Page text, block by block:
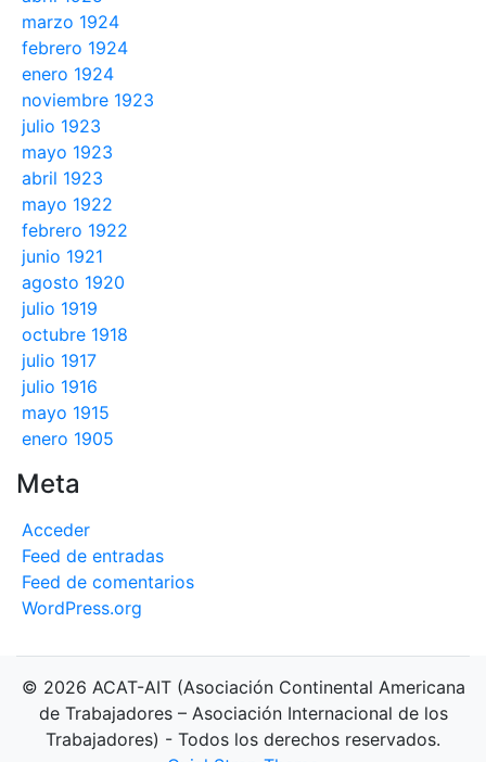
marzo 1924
febrero 1924
enero 1924
noviembre 1923
julio 1923
mayo 1923
abril 1923
mayo 1922
febrero 1922
junio 1921
agosto 1920
julio 1919
octubre 1918
julio 1917
julio 1916
mayo 1915
enero 1905
Meta
Acceder
Feed de entradas
Feed de comentarios
WordPress.org
© 2026 ACAT-AIT (Asociación Continental Americana
de Trabajadores – Asociación Internacional de los
Trabajadores) - Todos los derechos reservados.